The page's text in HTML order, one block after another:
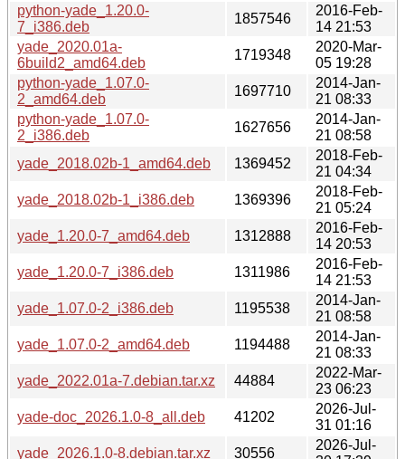
python-yade_1.20.0-
7_i386.deb
1857546
2016-Feb-
14 21:53
yade_2020.01a-
6build2_amd64.deb
1719348
2020-Mar-
05 19:28
python-yade_1.07.0-
2_amd64.deb
1697710
2014-Jan-
21 08:33
python-yade_1.07.0-
2_i386.deb
1627656
2014-Jan-
21 08:58
yade_2018.02b-1_amd64.deb
1369452
2018-Feb-
21 04:34
yade_2018.02b-1_i386.deb
1369396
2018-Feb-
21 05:24
yade_1.20.0-7_amd64.deb
1312888
2016-Feb-
14 20:53
yade_1.20.0-7_i386.deb
1311986
2016-Feb-
14 21:53
yade_1.07.0-2_i386.deb
1195538
2014-Jan-
21 08:58
yade_1.07.0-2_amd64.deb
1194488
2014-Jan-
21 08:33
yade_2022.01a-7.debian.tar.xz
44884
2022-Mar-
23 06:23
yade-doc_2026.1.0-8_all.deb
41202
2026-Jul-
31 01:16
yade_2026.1.0-8.debian.tar.xz
30556
2026-Jul-